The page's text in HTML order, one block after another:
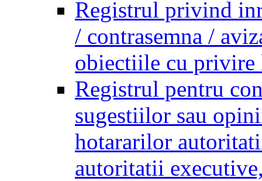
Registrul privind
/ contrasemna /
obiectiile cu privire
Registrul pentru
sugestiilor sau
hotararilor
autoritatii